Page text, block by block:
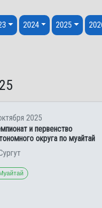
к содержанию
2024 2025
2025
и первенство
округа по муайтай
Муайтай